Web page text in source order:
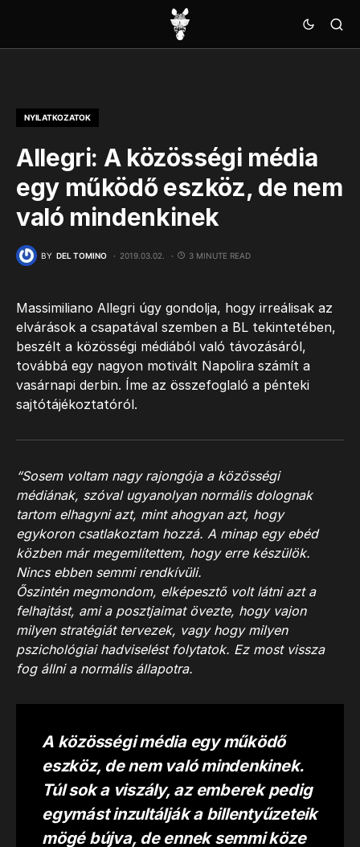
NYILATKOZATOK
Allegri: A közösségi média
egy működő eszköz, de nem
való mindenkinek
BY DEL TOMINO 2019.03.02. 3 MINUTE READ
Massimiliano Allegri úgy gondolja, hogy irreálisak az
elvárások a csapatával szemben a BL tekintetében,
beszélt a közösségi médiából való távozásáról,
továbbá egy nagyon motivált Napolira számít a
vasárnapi derbin. Íme az összefoglaló a pénteki
sajtótájékoztatóról.
“Sosem voltam nagy rajongója a közösségi
médiának, szóval ugyanolyan normális dolognak
tartom elhagyni azt, mint ahogyan azt, hogy
egykoron csatlakoztam hozzá. A minap egy ebéd
közben már megemlítettem, hogy erre készülök.
Nincs ebben semmi rendkívüli.
Őszintén megmondom, elképesztő volt látni azt a
felhajtást, ami a posztjaimat övezte, hogy vajon
milyen stratégiát tervezek, vagy hogy milyen
pszichológiai hadviselést folytatok. Ez most vissza
fog állni a normális állapotra.
A közösségi média egy működő
eszköz, de nem való mindenkinek.
Túl sok a viszály, az emberek pedig
egymást inzultálják a billentyűzeteik
mögé bújva, de ennek semmi köze